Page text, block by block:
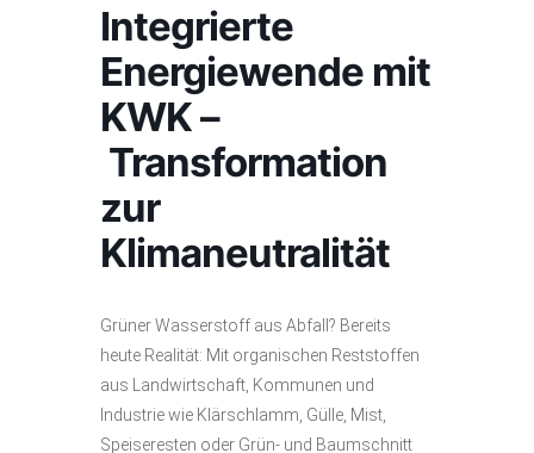
Integrierte
Energiewende mit
KWK –
Transformation
zur
Klimaneutralität
Grüner Wasserstoff aus Abfall? Bereits
heute Realität: Mit organischen Reststoffen
aus Landwirtschaft, Kommunen und
Industrie wie Klärschlamm, Gülle, Mist,
Speiseresten oder Grün- und Baumschnitt